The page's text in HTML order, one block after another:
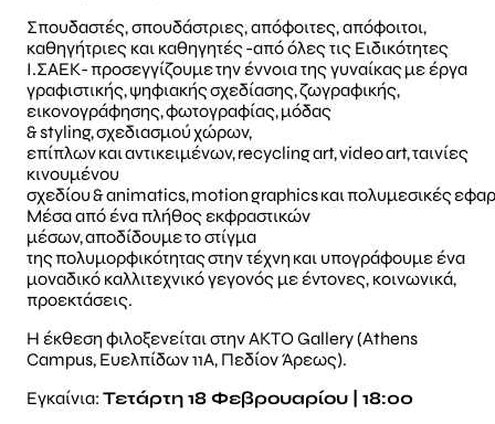
Σπουδαστές, σπουδάστριες, απόφοιτες, απόφοιτοι,
καθηγήτριες και καθηγητές -από όλες τις Ειδικότητες
Ι.ΣΑΕΚ- προσεγγίζουμε την έννοια της γυναίκας με έργα
γραφιστικής, ψηφιακής σχεδίασης, ζωγραφικής,
εικονογράφησης, φωτογραφίας, μόδας
& styling, σχεδιασμού χώρων,
επίπλων και αντικειμένων, recycling art, video art, ταινίες
κινουμένου
σχεδίου & animatics, motion graphics και πολυμεσικές
Μέσα από ένα πλήθος εκφραστικών
μέσων, αποδίδουμε το στίγμα
της πολυμορφικότητας στην τέχνη και υπογράφουμε ένα
μοναδικό καλλιτεχνικό γεγονός με έντονες, κοινωνικά,
προεκτάσεις.
Η έκθεση φιλοξενείται στην ΑΚΤΟ Gallery (Athens
Campus, Ευελπίδων 11Α, Πεδίον Άρεως).
Εγκαίνια: Τετάρτη 18 Φεβρουαρίου | 18:00